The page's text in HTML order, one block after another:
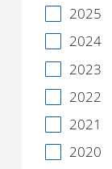
2025
2024
2023
2022
2021
2020